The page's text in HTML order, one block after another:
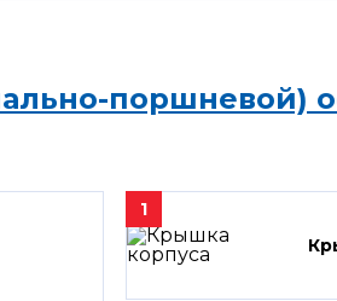
поршневой)
1